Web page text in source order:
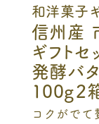
和洋菓子
信州産
ギフトセ
発酵バ
100g２
コクがで